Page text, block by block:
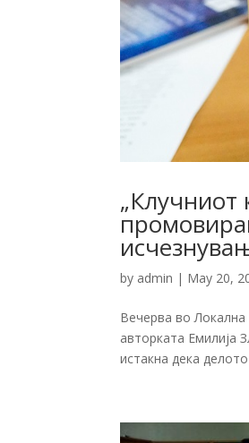
„Клучниот
by admin | May 20,
Вечерва во
авторката Емилија
истакна дека